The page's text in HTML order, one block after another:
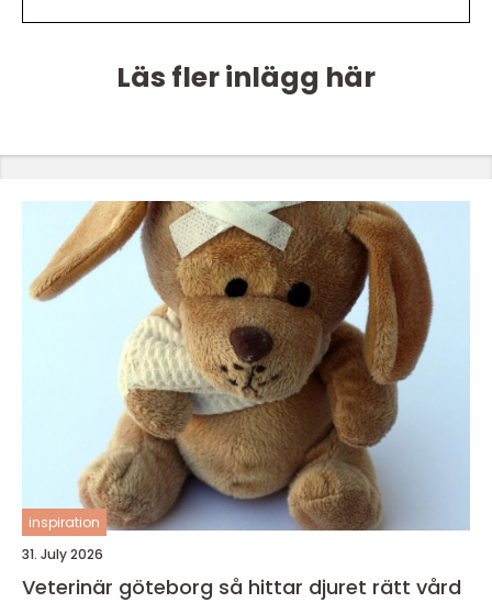
Läs fler inlägg här
inspiration
31. July 2026
Veterinär göteborg så hittar djuret rätt vård